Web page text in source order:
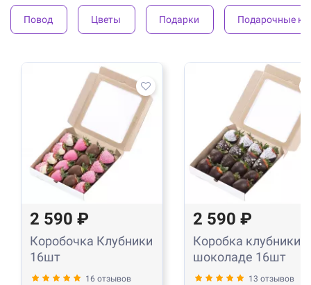
Повод Цветы Подарки Подарочные
2 590 ₽
Коробочка Клубники
16шт
16 отзывов
2 590 ₽
Коробка клубники в
шоколаде 16шт
13 отзывов